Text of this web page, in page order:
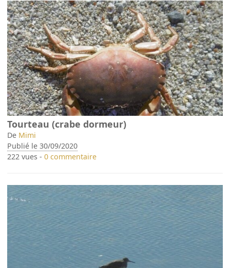
Tourteau (crabe dormeur)
De Mimi
Publié le 30/09/2020
222 vues -0 commentaire